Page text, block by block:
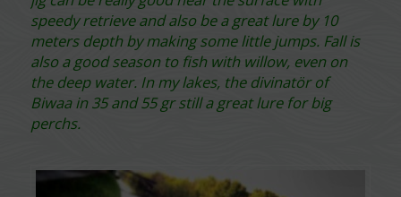
speedy retrieve and also be a great lure by 10
meters depth by making some little jumps. Fall is
also a good season to fish with willow, even on
the deep water. In my lakes, the divinatör of
Biwaa in 35 and 55 gr still a great lure for big
perchs.